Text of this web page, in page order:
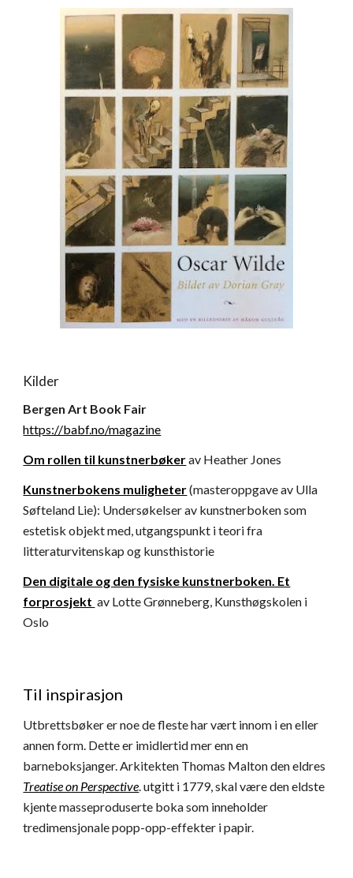
Kilder
Bergen Art Book Fair
https://babf.no/magazine
Om rollen til kunstnerbøkerav Heather Jones
Kunstnerbokens muligheter(masteroppgave av Ulla
Søfteland Lie): Undersøkelser av kunstnerboken som
estetisk objekt med, utgangspunkt i teori fra
litteraturvitenskap og kunsthistorie
Den digitale og den fysiske kunstnerboken. Et
forprosjekt av Lotte Grønneberg, Kunsthøgskolen i
Oslo
Til inspirasjon
Utbrettsbøker er noe de fleste har vært innom i en eller
annen form. Dette er imidlertid mer enn en
barneboksjanger. Arkitekten Thomas Malton den eldres
Treatise on Perspective. utgitt i 1779, skal være den eldste
kjente masseproduserte boka som inneholder
tredimensjonale popp-opp-effekter i papir.